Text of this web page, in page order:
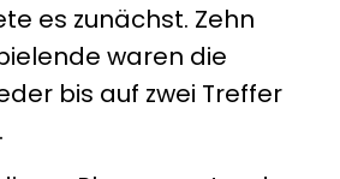
es zunächst. Zehn
waren die
bis auf zwei Treffer